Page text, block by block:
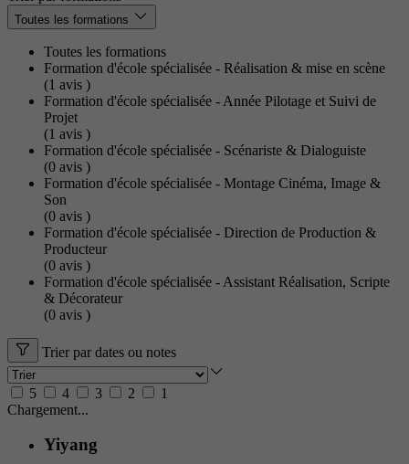
Toutes les formations
Toutes les formations
Formation d'école spécialisée - Réalisation & mise en scène
(1 avis )
Formation d'école spécialisée - Année Pilotage et Suivi de
Projet
(1 avis )
Formation d'école spécialisée - Scénariste & Dialoguiste
(0 avis )
Formation d'école spécialisée - Montage Cinéma, Image &
Son
(0 avis )
Formation d'école spécialisée - Direction de Production &
Producteur
(0 avis )
Formation d'école spécialisée - Assistant Réalisation, Scripte
& Décorateur
(0 avis )
Trier par dates ou notes
5 4 3 2
1
Chargement...
Yiyang